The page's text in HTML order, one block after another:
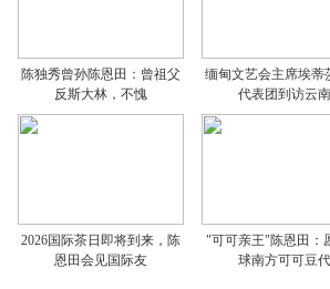
陈独秀曾孙陈恩田：曾祖父
反斯大林，不愧
缅甸文艺会主席埃蒂
代表团到访云南
2026国际茶日即将到来，陈
恩田会见国际友
"可可亲王"陈恩田：
球南方可可豆代